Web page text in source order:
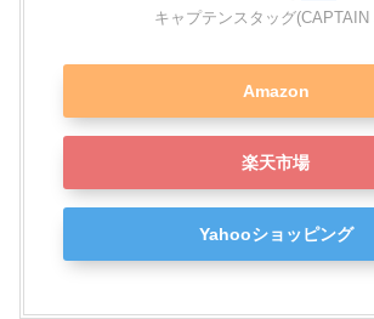
キャプテンスタッグ(CAPTAIN
Amazon
楽天市場
Yahooショッピング